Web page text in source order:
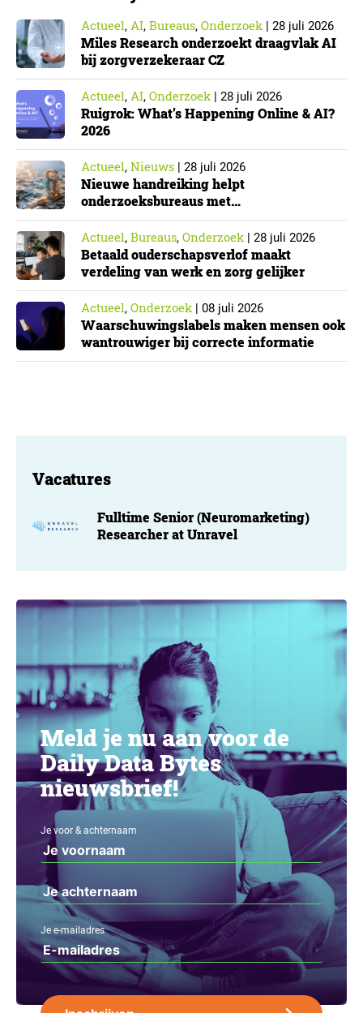
Actueel, AI, Bureaus, Onderzoek| 28 juli 2026
Miles Research onderzoekt draagvlak AI
bij zorgverzekeraar CZ
Actueel, AI, Onderzoek| 28 juli 2026
Ruigrok: What’s Happening Online & AI?
2026
Actueel, Nieuws | 28 juli 2026
Nieuwe handreiking helpt
onderzoeksbureaus met
Cyberbeveiligingswet
Actueel, Bureaus, Onderzoek| 28 juli 2026
Betaald ouderschapsverlof maakt
verdeling van werk en zorg gelijker
Actueel, Onderzoek| 08 juli 2026
Waarschuwingslabels maken mensen ook
wantrouwiger bij correcte informatie
Vacatures
Fulltime Senior (Neuromarketing)
Researcher at Unravel
Meld je nu aan voor de
Daily Data Bytes
nieuwsbrief!
Je voor & achternaam
Je e-mailadres